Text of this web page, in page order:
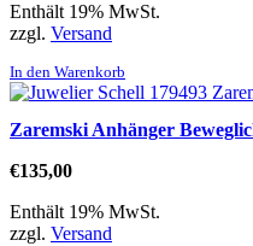
Enthält 19% MwSt.
zzgl. Versand
In den Warenkorb
Zaremski Anhänger
€135,00
Enthält 19% MwSt.
zzgl. Versand